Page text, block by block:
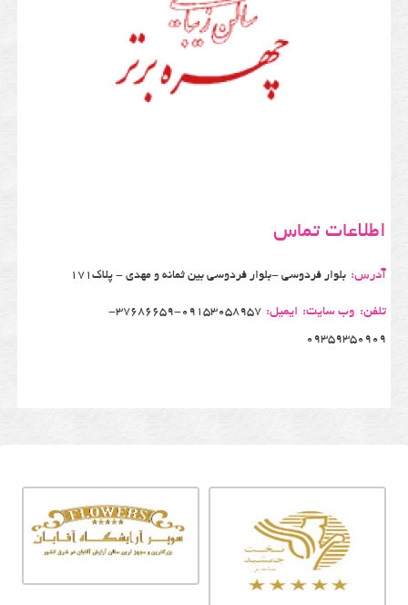
اطلاعات تماس
آدرس: بلوار فردوسی -بلوار فردوسی بین ثمانه و مهدی - پلاک171
تلفن: وب سایت: ایمیل: 37686659-09153058957-
09359350909